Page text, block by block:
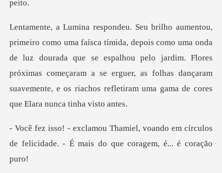
ma onda
de luz dourada que se espalhou pelo jardim. Flores
próximas começaram a se erguer, as folha
oando em círculos
de felicidade. - É m